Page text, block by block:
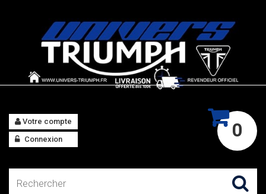
0
Votre compte
Connexion